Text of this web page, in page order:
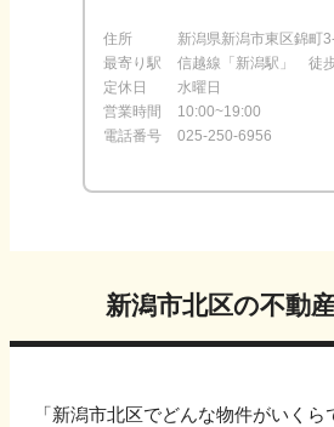
住所
新潟県新潟市東区錦町
最寄り駅
信越線「新潟駅」 徒
定休日
水曜日
営業時間
10:00~19:00
電話番号
025-250-6956
新潟市北区の不動
「新潟市北区でどんな物件がいくら